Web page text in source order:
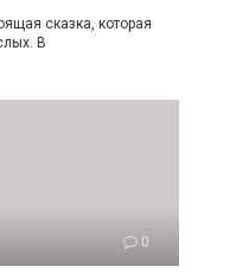
сказка, которая
В
0